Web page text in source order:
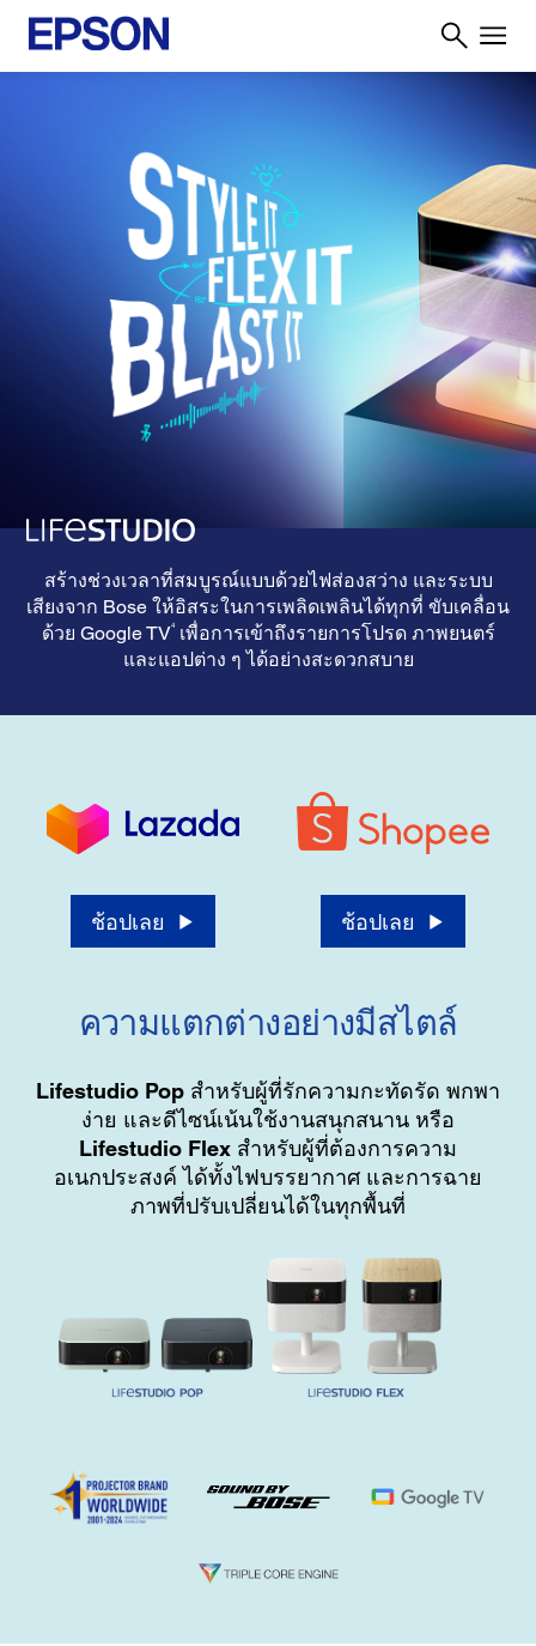
สร้างช่วงเวลาที่สมบูรณ์แบบด้วยไฟส่องสว่าง และระบบ
เสียงจาก Bose ให้อิสระในการเพลิดเพลินได้ทุกที่ ขับเคลื่อน
ด้วย Google TV4เพื่อการเข้าถึงรายการโปรด ภาพยนตร์
และแอปต่าง ๆ ได้อย่างสะดวกสบาย
ช้อปเลย ช้อปเลย
ความแตกต่างอย่างมีสไตล์
Lifestudio Pop สำหรับผู้ที่รักความกะทัดรัด พกพา
ง่าย และดีไซน์เน้นใช้งานสนุกสนาน หรือ
Lifestudio Flex สำหรับผู้ที่ต้องการความ
อเนกประสงค์ ได้ทั้งไฟบรรยากาศ และการฉาย
ภาพที่ปรับเปลี่ยนได้ในทุกพื้นที่